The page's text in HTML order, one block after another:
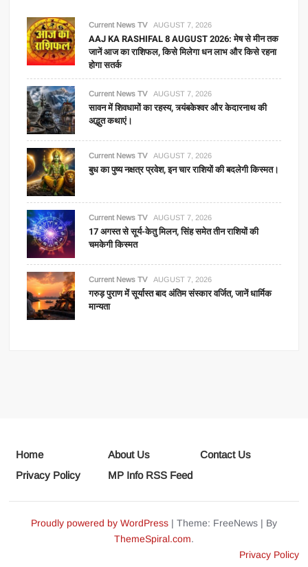
Current News TV AUGUST 7, 2026
AAJ KA RASHIFAL 8 AUGUST 2026: मेष से मीन तक
जानें आज का राशिफल, किसे मिलेगा धन लाभ और किसे रहना
होगा सतर्क
Current News TV AUGUST 7, 2026
सावन में शिवधामों का रहस्य, त्र्यंबकेश्वर और केदारनाथ की
अद्भुत कथाएं।
Current News TV AUGUST 7, 2026
बुध का पुष्य नक्षत्र प्रवेश, इन चार राशियों की बदलेगी किस्मत।
Current News TV AUGUST 7, 2026
17 अगस्त से सूर्य-केतु मिलन, सिंह समेत तीन राशियों की
चमकेगी किस्मत
Current News TV AUGUST 7, 2026
गरुड़ पुराण में सूर्यास्त बाद अंतिम संस्कार वर्जित, जानें धार्मिक
मान्यता
Home About Us
Contact Us
Privacy Policy
MP Info RSS Feed
Proudly powered by WordPress | Theme: FreeNews | By
ThemeSpiral.com.
Privacy Policy